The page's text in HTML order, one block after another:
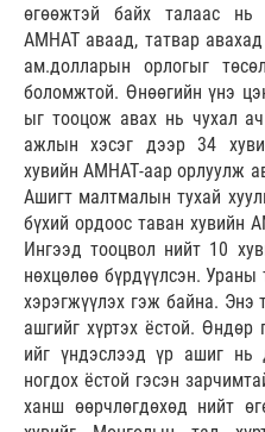
өгөөжтэй байх талаас нь
АМНАТ аваад, татвар
ам.долларын орлогыг
боломжтой. Өнөөгийн үнэ
ыг тооцож авах нь чухал
ажлын хэсэг дээр 34
хувийн АМНАТ-аар орлуулж
Ашигт малтмалын тухай
бүхий ордоос таван хувийн
Ингээд тооцвол нийт 10
нөхцөлөө бүрдүүлсэн. Ураны
хэрэгжүүлэх гэж байна. Энэ
ашгийг хүртэх ёстой. Өндөр
ийг үндэслээд үр ашиг
ногдох ёстой гэсэн
ханш өөрчлөгдөхөд нийт